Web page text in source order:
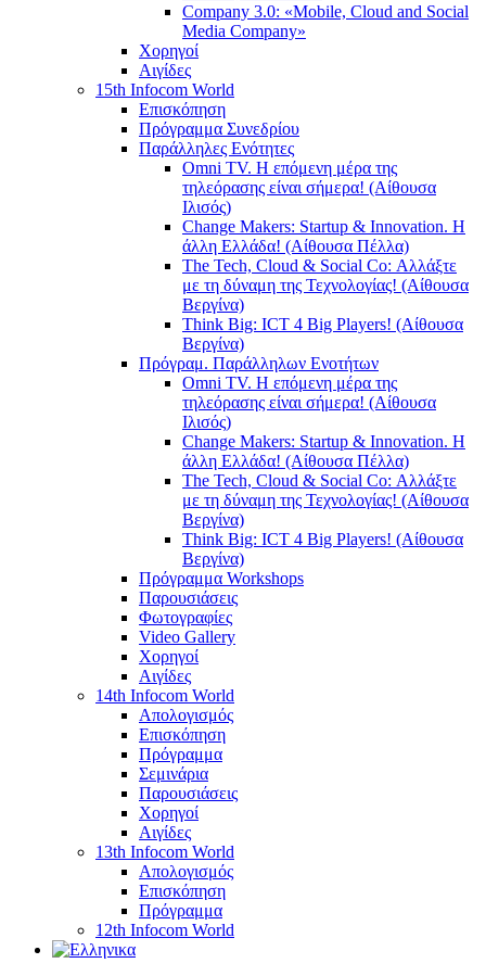
Company 3.0: «Mobile, Cloud and Social
Media Company»
Χορηγοί
Αιγίδες
15th Infocom World
Επισκόπηση
Πρόγραμμα Συνεδρίου
Παράλληλες Ενότητες
Omni TV. Η επόμενη μέρα της
τηλεόρασης είναι σήμερα! (Αίθουσα
Ιλισός)
Change Makers: Startup & Innovation. Η
άλλη Ελλάδα! (Αίθουσα Πέλλα)
The Tech, Cloud & Social Co: Αλλάξτε
με τη δύναμη της Τεχνολογίας! (Αίθουσα
Βεργίνα)
Think Big: ICT 4 Big Players! (Αίθουσα
Βεργίνα)
Πρόγραμ. Παράλληλων Ενοτήτων
Omni TV. Η επόμενη μέρα της
τηλεόρασης είναι σήμερα! (Αίθουσα
Ιλισός)
Change Makers: Startup & Innovation. Η
άλλη Ελλάδα! (Αίθουσα Πέλλα)
The Tech, Cloud & Social Co: Αλλάξτε
με τη δύναμη της Τεχνολογίας! (Αίθουσα
Βεργίνα)
Think Big: ICT 4 Big Players! (Αίθουσα
Βεργίνα)
Πρόγραμμα Workshops
Παρουσιάσεις
Φωτογραφίες
Video Gallery
Χορηγοί
Αιγίδες
14th Infocom World
Απολογισμός
Επισκόπηση
Πρόγραμμα
Σεμινάρια
Παρουσιάσεις
Χορηγοί
Αιγίδες
13th Infocom World
Απολογισμός
Επισκόπηση
Πρόγραμμα
12th Infocom World